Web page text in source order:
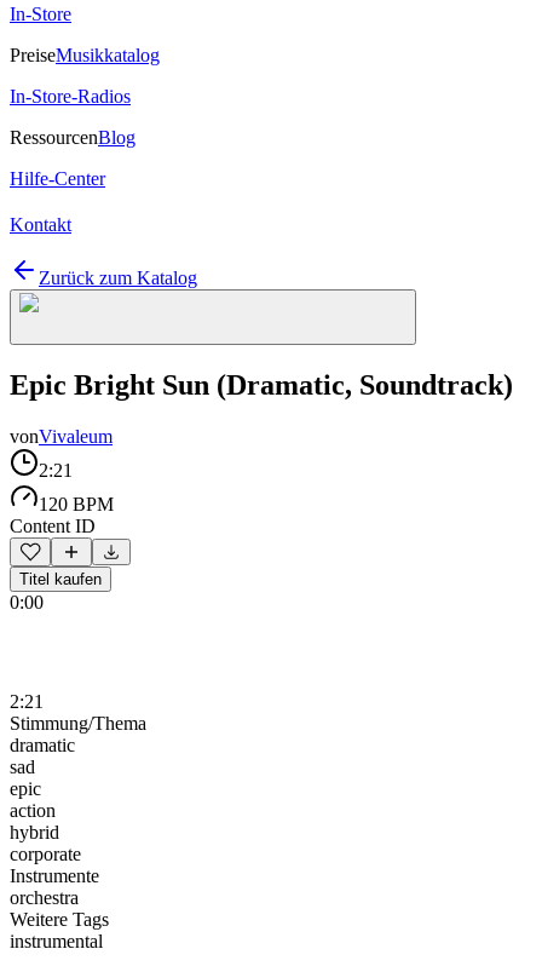
In-Store
PreiseMusikkatalog
In-Store-Radios
RessourcenBlog
Hilfe-Center
Kontakt
Zurück zum Katalog
Epic Bright Sun (Dramatic, Soundtrack)
vonVivaleum
2:21
120 BPM
Content ID
Titel kaufen
0:00
2:21
Stimmung/Thema
dramatic
sad
epic
action
hybrid
corporate
Instrumente
orchestra
Weitere Tags
instrumental